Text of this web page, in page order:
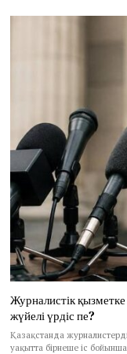
Журналистік
жүйелі үрдіс пе?
Қазақстанда
уақытта бірнеше іс